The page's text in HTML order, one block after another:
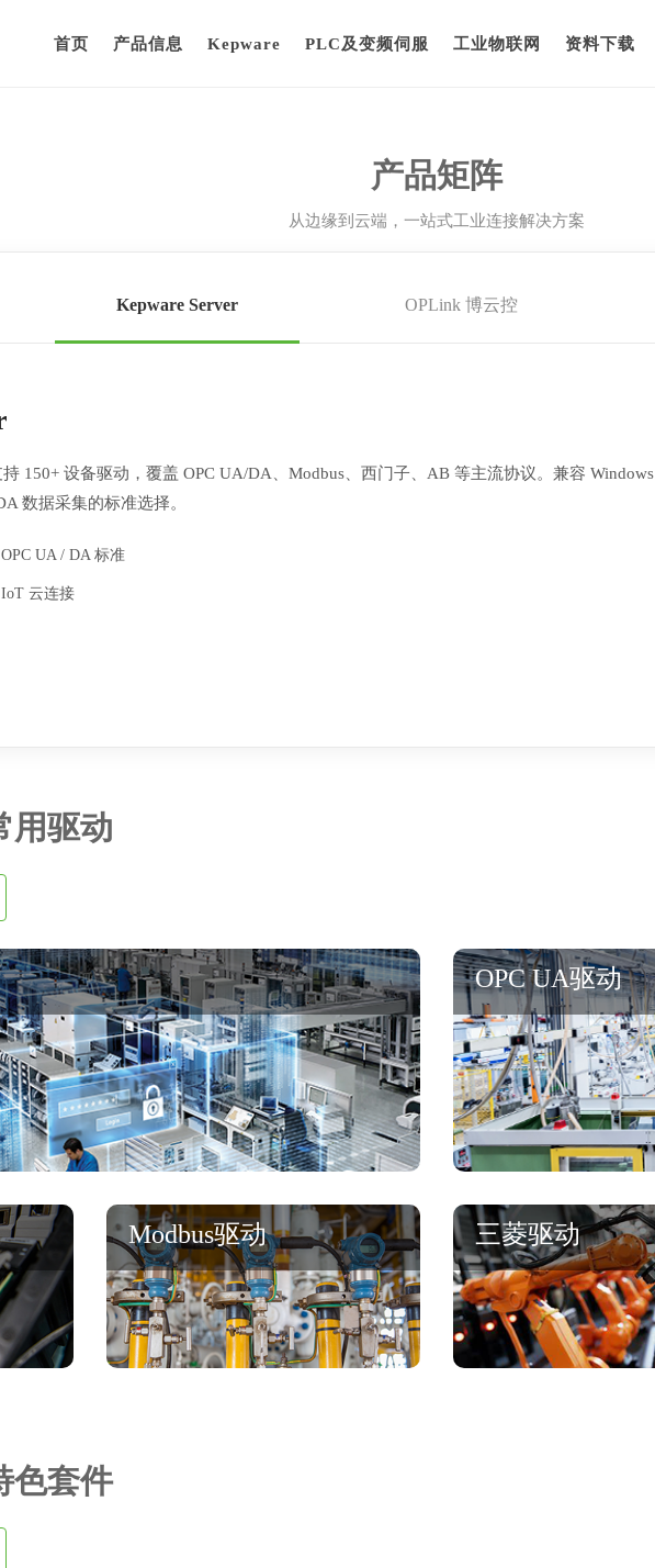
首页 产品信息 Kepware PLC及变频伺服 工业物联网 资料下载
产品矩阵
从边缘到云端，一站式工业连接解决方案
Kepware Server OPLink 博云控
150+ 设备驱动，覆盖 OPC UA/DA、Modbus、西门子、AB 等主流协议。兼容 Windows
数据采集的标准选择。
OPC UA / DA 标准
IoT 云连接
用驱动
OPC UA驱动
Modbus驱动 三菱驱动
色套件